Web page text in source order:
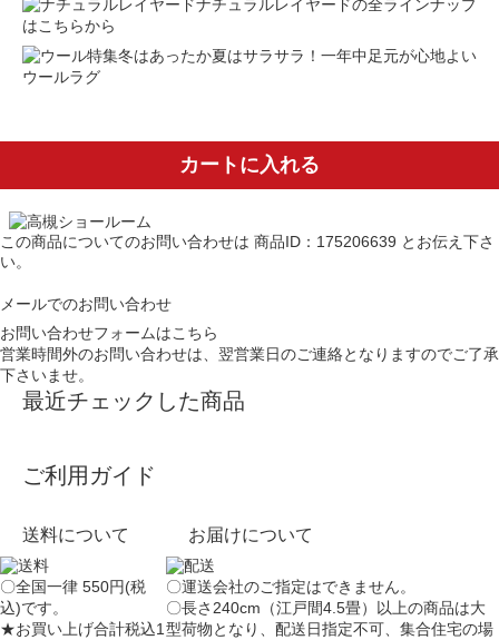
ナチュラルレイヤードの全ラインナップ
はこちらから
冬はあったか夏はサラサラ！一年中足元が心地よい
ウールラグ
カートに入れる
この商品についてのお問い合わせは 商品ID：175206639 とお伝え下さ
い。
メールでのお問い合わせ
お問い合わせフォームはこちら
営業時間外のお問い合わせは、翌営業日のご連絡となりますのでご了承
下さいませ。
最近チェックした商品
ご利用ガイド
送料について
〇全国一律 550円(税
込)です。
★お買い上げ合計税込1
お届けについて
〇運送会社のご指定はできません。
〇長さ240cm（江戸間4.5畳）以上の商品は大
型荷物となり、配送日指定不可、集合住宅の場